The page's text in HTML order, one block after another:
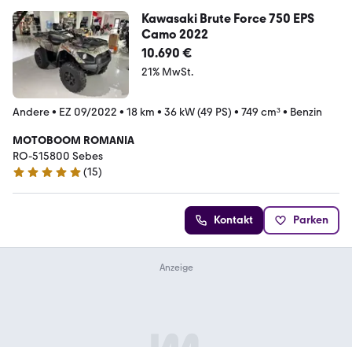
Kawasaki Brute Force 750 EPS
Camo 2022
10.690 €
21% MwSt.
Andere• EZ 09/2022 • 18 km • 36 kW (49 PS) • 749 cm³• Benzin
MOTOBOOM ROMANIA
RO-515800 Sebes
5 Sterne
(15)
Kontakt Parken